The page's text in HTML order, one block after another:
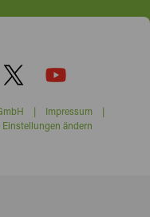
GmbH | Impressum|
Einstellungen ändern